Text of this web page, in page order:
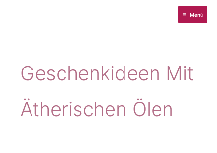
Menü
Geschenkideen Mit
Ätherischen Ölen